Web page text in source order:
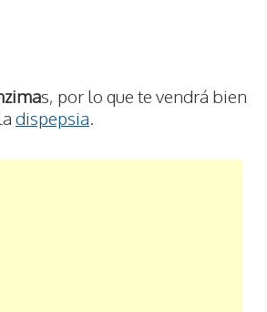
s, por lo que te vendrá bien
dispepsia.